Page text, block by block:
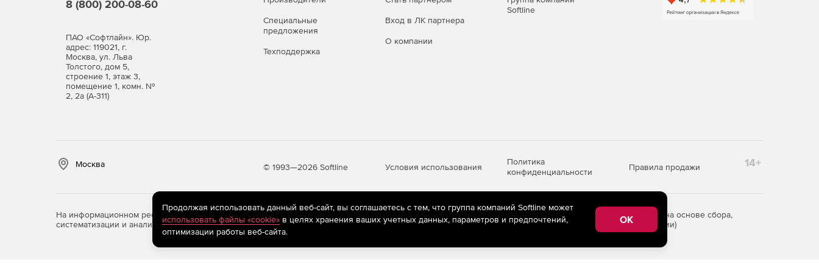
EV Toolbox Advanced: коммерческая и образовательная
версии
Эта продвинутая версия конструктора позволяет вам создавать комплексные приложения дополненной
и виртуальной реальности, не ограничиваясь возможностями версии Standard.
Купите EV Toolbox и сразу программируйте без необходимости получения дополнительных навыков.
8 (800) 200-08-60
ПАО «Софтлайн». Юр.
адрес: 119021, г.
Москва, ул. Льва
Толстого, дом 5,
строение 1, этаж 3,
помещение 1, комн. №
2, 2а (А-311)
Специальные
предложения
Техподдержка
Вход в ЛК партнера
О компании
Softline
Москва © 1993—2026 Softline Условия использования
Политика
конфиденциальности
Правила продажи 14+
На информационном ресурсе store.softline.ru применяются рекомендательные технологии
(информационные технологии предоставления информации на основе сбора,
систематизации и анализа сведений, относящихся к предпочтениям пользователей сети «Интернет», находящихся на территории Российской Федерации)
Продолжая использовать данный веб-сайт, вы соглашаетесь с тем, что группа компаний Softline может
использовать файлы «cookie»в целях хранения ваших учетных данных, параметров и предпочтений,
оптимизации работы веб-сайта.
OK